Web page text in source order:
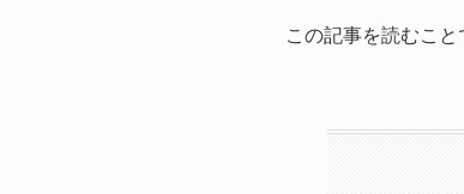
この記事を読むこ